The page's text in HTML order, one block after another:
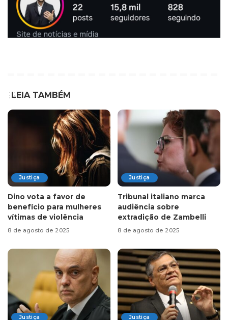
LEIA TAMBÉM
Justiça
Dino vota a favor de
benefício para mulheres
vítimas de violência
8 de agosto de 2025
Justiça
Tribunal italiano marca
audiência sobre
extradição de Zambelli
8 de agosto de 2025
Justiça Justiça